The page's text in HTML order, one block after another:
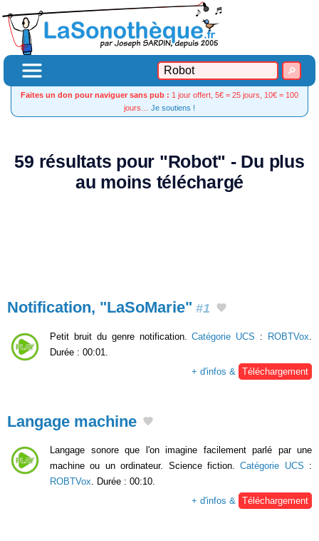
Faites un don pour naviguer sans pub : 1 jour offert, 5€ = 25 jours, 10€ = 100
jours… Je soutiens !
59 résultats pour "Robot" - Du plus
au moins téléchargé
Notification, "LaSoMarie" #1
Petit bruit du genre notification.Catégorie UCS : ROBTVox
Durée : 00:01.
+ d'infos &
Téléchargement
Langage machine
Langage sonore que l'on imagine facilement parlé par une
machine ou un ordinateur. Science fiction.Catégorie UCS :
ROBTVox. Durée : 00:10.
+ d'infos & Téléchargement